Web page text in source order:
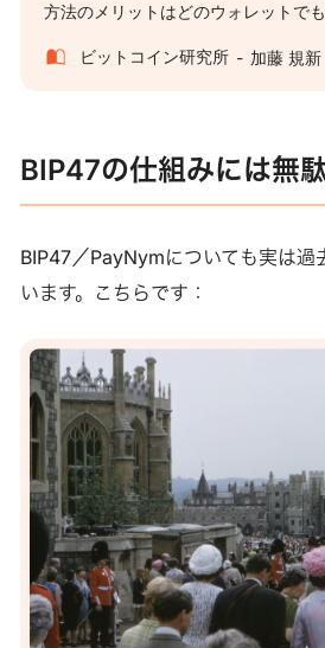
方法のメリットはどのウォレットで
してもらう必要がない)、アドレスを
った金額の透明性はそのアドレスに
逆にその団体の資金の流れを追って
ることができてしまいます。 この問
れらと比較してシンプルさが際立つ
新しいものを解説します。 仕組み 送
32バイトの公開鍵X = x*Gを「サイ
公開します。 送金したい者はサイレ
身の持つUTXOから送金に使
ビットコイン研究所 加藤 規新
BIP47の仕組みには無
BIP47／PayNymについても実は過
います。こちらです：